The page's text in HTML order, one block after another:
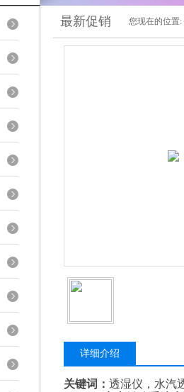
最新促销 您现在的位置:
详细介绍
关键词： 透湿仪，水汽